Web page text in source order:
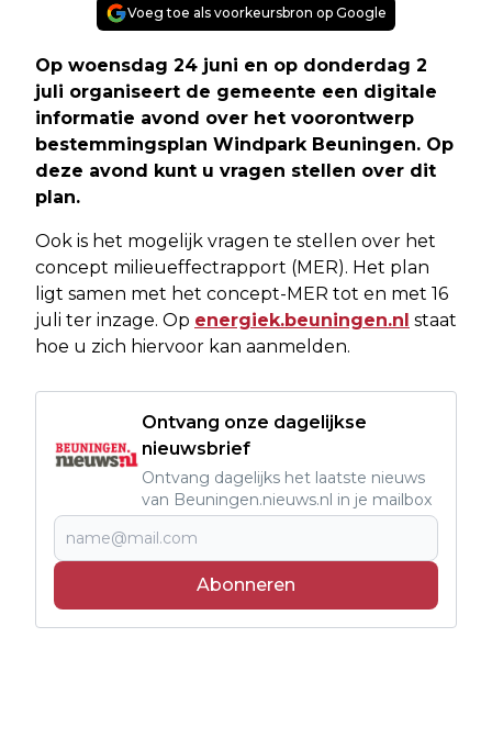
Voeg toe als voorkeursbron op Google
Op woensdag 24 juni en op donderdag 2
juli organiseert de gemeente een digitale
informatie avond over het voorontwerp
bestemmingsplan Windpark Beuningen. Op
deze avond kunt u vragen stellen over dit
plan.
Ook is het mogelijk vragen te stellen over het
concept milieueffectrapport (MER). Het plan
ligt samen met het concept-MER tot en met 16
juli ter inzage. Op energiek.beuningen.nl staat
hoe u zich hiervoor kan aanmelden.
Ontvang onze dagelijkse
nieuwsbrief
Ontvang dagelijks het laatste nieuws
van Beuningen.nieuws.nl in je mailbox
Abonneren